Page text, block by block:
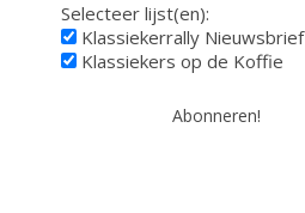
Selecteer lijst(en):
Klassiekerrally Nieuwsbrief
Klassiekers op de Koffie